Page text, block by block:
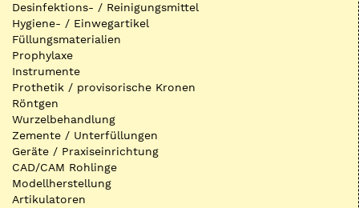
Desinfektions- / Reinigungsmittel
Hygiene- / Einwegartikel
Füllungsmaterialien
Prophylaxe
Instrumente
Prothetik / provisorische Kronen
Röntgen
Wurzelbehandlung
Zemente / Unterfüllungen
Geräte / Praxiseinrichtung
CAD/CAM Rohlinge
Modellherstellung
Artikulatoren